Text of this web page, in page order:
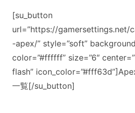
[su_button
url=”https://gamersettings.net/
-apex/” style=”soft”
color=”#ffffff” size=”6″
flash”
一覧[/su_button]